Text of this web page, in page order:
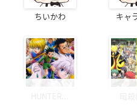
ちいかわ キャ